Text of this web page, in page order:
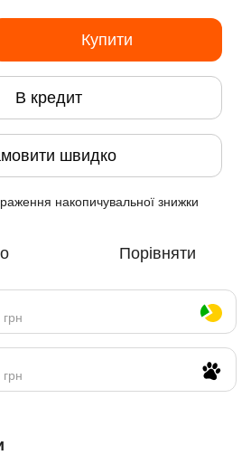
Купити
В кредит
швидко
накопичувальної знижки
Порівняти